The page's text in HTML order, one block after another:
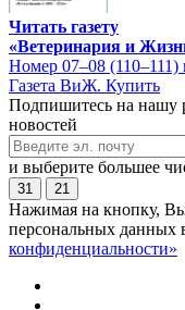
Читать газету
«Ветеринария и
Номер 07–08 (110–111)
Газета ВиЖ. Купить
Подпишитесь на нашу
новостей
и выберите большее
31 21
Нажимая на кнопку, Вы
персональных данных
конфиденциальности»